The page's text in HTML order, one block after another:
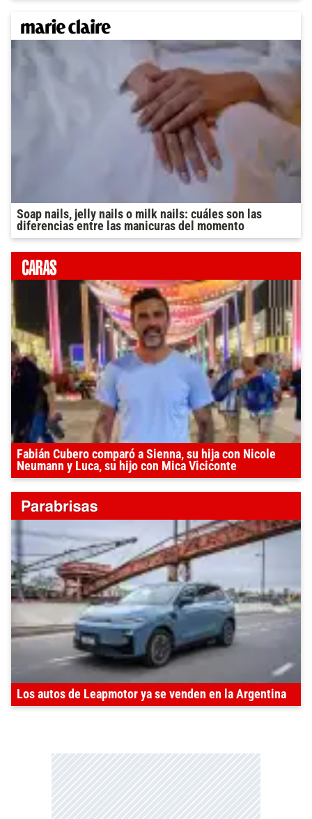
Soap nails, jelly nails o milk nails: cuáles son las
diferencias entre las manicuras del momento
Fabián Cubero comparó a Sienna, su hija con Nicole
Neumann y Luca, su hijo con Mica Viciconte
Los autos de Leapmotor ya se venden en la Argentina